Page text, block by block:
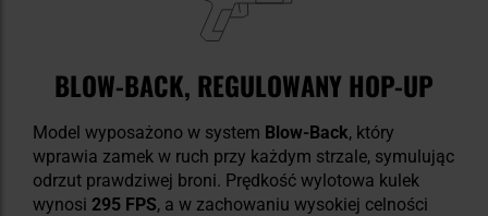
BLOW-BACK, REGULOWANY HOP-UP
Model wyposażono w system Blow-Back, który
wprawia zamek w ruch przy każdym strzale, symulując
odrzut prawdziwej broni. Prędkość wylotowa kulek
wynosi 295 FPS, a w zachowaniu wysokiej celności